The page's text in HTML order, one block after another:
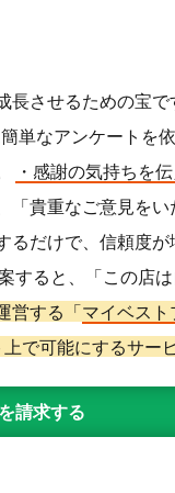
長させるための宝
単なアンケートを
・感謝の気持ちを
「貴重なご意見を
だけで、信頼度が
すると、「この店
営する「マイベスト
で可能にするサー
請求する